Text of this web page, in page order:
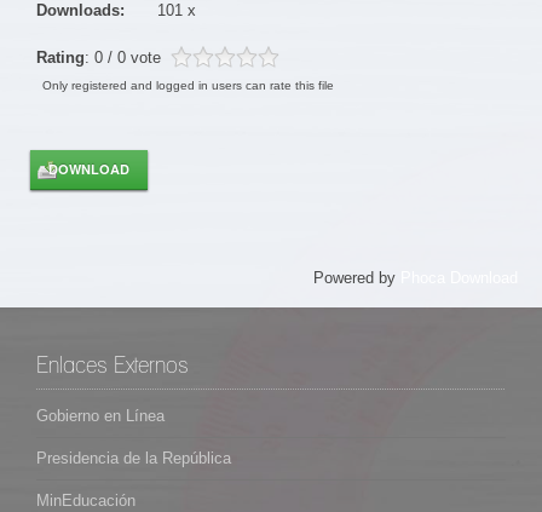
Downloads:
101 x
Rating: 0 / 0 vote
Only registered and logged in users can rate this file
Powered by
Enlaces Externos
Gobierno en Línea
Presidencia de la República
MinEducación